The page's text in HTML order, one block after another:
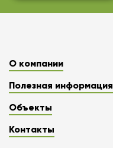
О компании
Полезная информация
Объекты
Контакты